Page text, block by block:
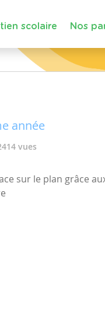
scolaire Nos
année
vues
sur le plan grâce